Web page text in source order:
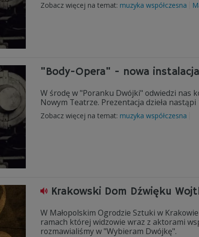
Zobacz więcej na temat: muzyka współczesna
"Body-Opera" - nowa
W środę w "Poranku Dwójki" odwiedzi nas
Nowym Teatrze. Prezentacja dzieła nastąpi
Zobacz więcej na temat: muzyka współczesna
Krakowski Dom Dźwięku
W Małopolskim Ogrodzie Sztuki w
ramach której widzowie wraz z aktorami
rozmawialiśmy w "Wybieram Dwójkę".